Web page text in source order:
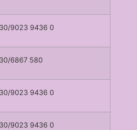
9023 9436 0
6867 580
9023 9436 0
9023 9436 0